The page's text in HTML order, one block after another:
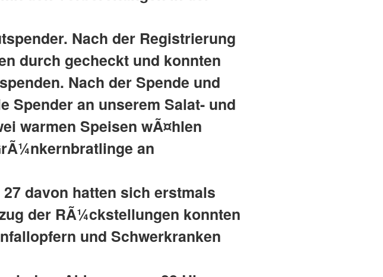
Nach der Registrierung
durch gecheckt und konnten
Nach der Spende und
Spender an unserem Salat- und
warmen Speisen wÃ¤hlen
an
davon hatten sich erstmals
der RÃ¼ckstellungen konnten
und Schwerkranken